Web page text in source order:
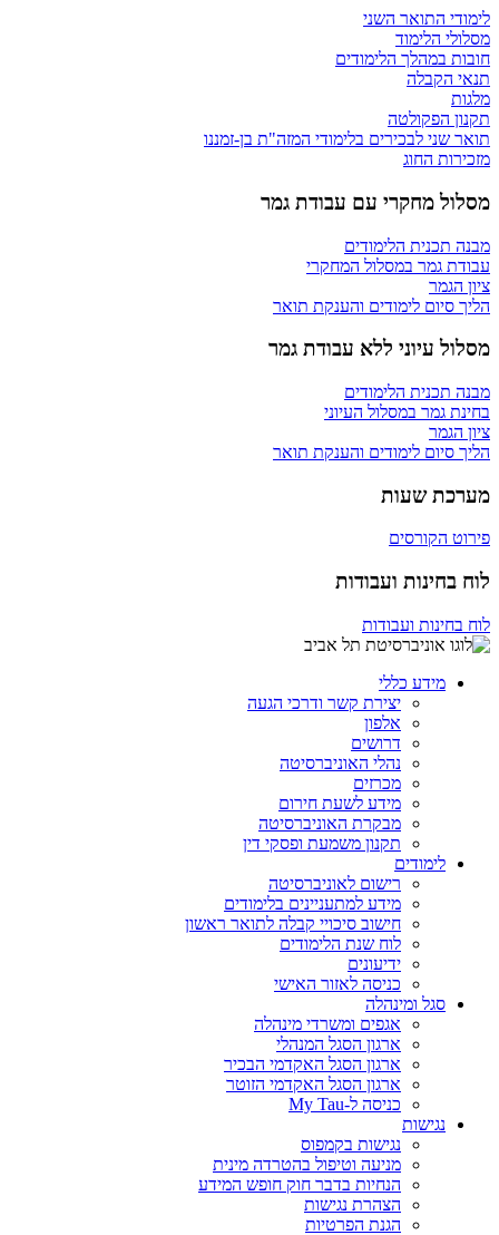
לימודי התואר השני
מסלולי הלימוד
חובות במהלך הלימודים
תנאי הקבלה
מלגות
תקנון הפקולטה
תואר שני לבכירים בלימודי המזה"ת בן-זמננו
מזכירות החוג
מסלול מחקרי עם עבודת גמר
מבנה תכנית הלימודים
עבודת גמר במסלול המחקרי
ציון הגמר
הליך סיום לימודים והענקת תואר
מסלול עיוני ללא עבודת גמר
מבנה תכנית הלימודים
בחינת גמר במסלול העיוני
ציון הגמר
הליך סיום לימודים והענקת תואר
מערכת שעות
פירוט הקורסים
לוח בחינות ועבודות
לוח בחינות ועבודות
מידע כללי
יצירת קשר ודרכי הגעה
אלפון
דרושים
נהלי האוניברסיטה
מכרזים
מידע לשעת חירום
מבקרת האוניברסיטה
תקנון משמעת ופסקי דין
לימודים
רישום לאוניברסיטה
מידע למתעניינים בלימודים
חישוב סיכויי קבלה לתואר ראשון
לוח שנת הלימודים
ידיעונים
כניסה לאזור האישי
סגל ומינהלה
אגפים ומשרדי מינהלה
ארגון הסגל המנהלי
ארגון הסגל האקדמי הבכיר
ארגון הסגל האקדמי הזוטר
כניסה ל-My Tau
נגישות
נגישות בקמפוס
מניעה וטיפול בהטרדה מינית
הנחיות בדבר חוק חופש המידע
הצהרת נגישות
הגנת הפרטיות